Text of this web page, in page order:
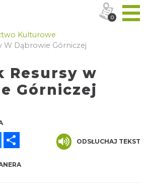
Kulturowe
W Dąbrowie Górniczej
Resursy w
Górniczej
Messenger
ODSŁUCHAJ TEKST
0